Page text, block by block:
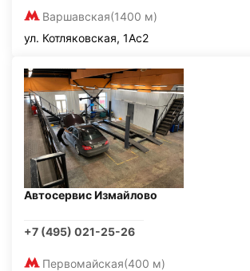
Варшавская(1400 м)
ул. Котляковская, 1Ас2
Автосервис Измайлово
+7 (495) 021-25-26
Первомайская(400 м)